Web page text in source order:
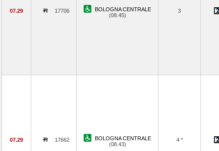
07.29 17706
BOLOGNA CENTRALE
(08.45)
3
07.29 17662
BOLOGNA CENTRALE
(08.43)
4 *